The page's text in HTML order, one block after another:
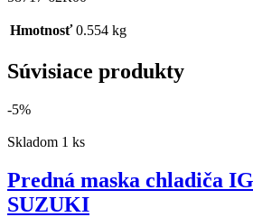
Hmotnosť 0.554 kg
Súvisiace produkty
-5%
Skladom 1 ks
Predná maska chladiča
SUZUKI